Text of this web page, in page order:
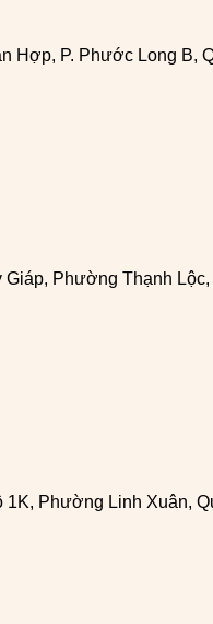
Hợp, P. Phước Long B,
Phường Thạnh Lộc,
1K, Phường Linh Xuân,